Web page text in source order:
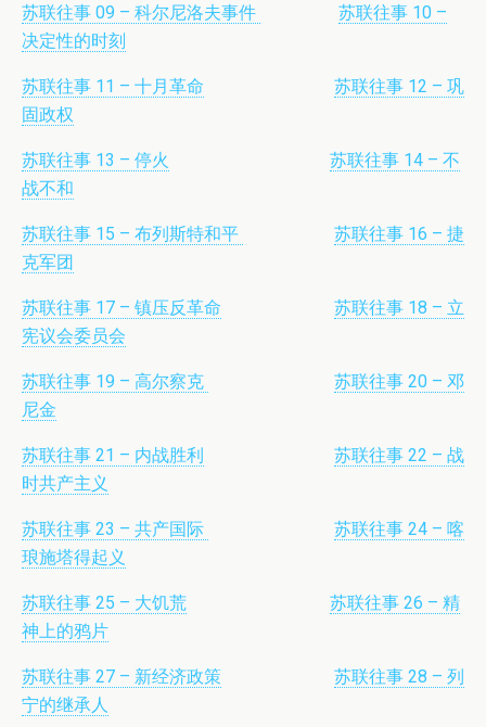
苏联往事 09 – 科尔尼洛夫事件
苏联往事 10 –
决定性的时刻
苏联往事 11 – 十月革命
苏联往事 12 – 巩
固政权
苏联往事 13 – 停火
苏联往事 14 – 不
战不和
苏联往事 15 – 布列斯特和平
苏联往事 16 – 捷
克军团
苏联往事 17 – 镇压反革命
苏联往事 18 – 立
宪议会委员会
苏联往事 19 – 高尔察克
苏联往事 20 – 邓
尼金
苏联往事 21 – 内战胜利
苏联往事 22 – 战
时共产主义
苏联往事 23 – 共产国际
苏联往事 24 – 喀
琅施塔得起义
苏联往事 25 – 大饥荒
苏联往事 26 – 精
神上的鸦片
苏联往事 27 – 新经济政策
苏联往事 28 – 列
宁的继承人